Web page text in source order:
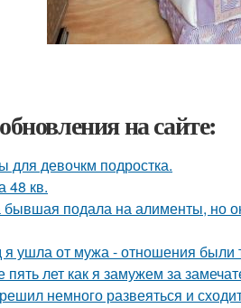
на сайте:
для девочкм подростка.
48 кв.
подала на алименты, но
я ушла от мужа - отношения были
пять лет как я замужем за
немного развеяться и